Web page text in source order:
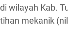
wilayah Kab.
mekanik